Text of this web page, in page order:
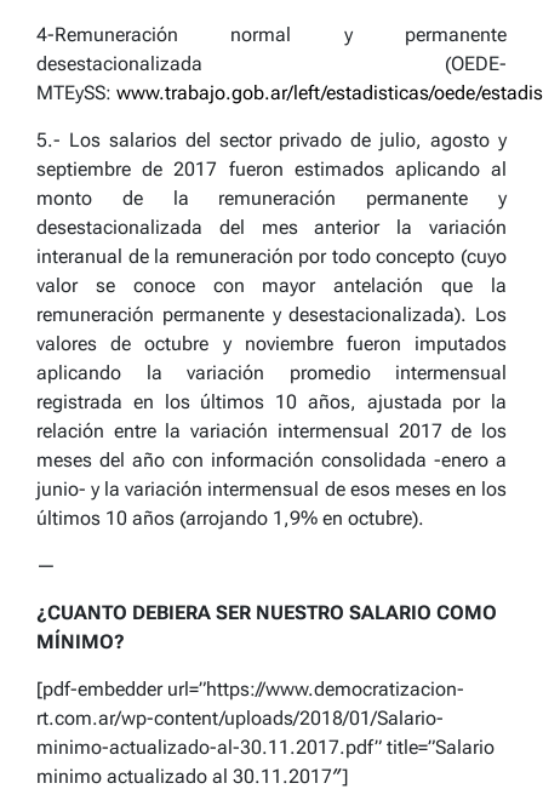
4-Remuneración normal y permanente
desestacionalizada (OEDE-
MTEySS: www.trabajo.gob.ar/left/estadisticas/oede/
5.- Los salarios del sector privado de julio, agosto y
septiembre de 2017 fueron estimados aplicando al
monto de la remuneración permanente y
desestacionalizada del mes anterior la variación
interanual de la remuneración por todo concepto (cuyo
valor se conoce con mayor antelación que la
remuneración permanente y desestacionalizada). Los
valores de octubre y noviembre fueron imputados
aplicando la variación promedio intermensual
registrada en los últimos 10 años, ajustada por la
relación entre la variación intermensual 2017 de los
meses del año con información consolidada -enero a
junio- y la variación intermensual de esos meses en los
últimos 10 años (arrojando 1,9% en octubre).
—
¿CUANTO DEBIERA SER NUESTRO SALARIO COMO
MÍNIMO?
[pdf-embedder url=”https://www.democratizacion-
rt.com.ar/wp-content/uploads/2018/01/Salario-
minimo-actualizado-al-30.11.2017.pdf” title=”Salario
minimo actualizado al 30.11.2017″]